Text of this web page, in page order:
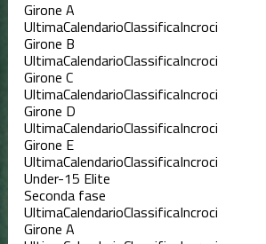
Girone A
UltimaCalendarioClassificaIncroci
Girone B
UltimaCalendarioClassificaIncroci
Girone C
UltimaCalendarioClassificaIncroci
Girone D
UltimaCalendarioClassificaIncroci
Girone E
UltimaCalendarioClassificaIncroci
Under-15 Elite
Seconda fase
UltimaCalendarioClassificaIncroci
Girone A